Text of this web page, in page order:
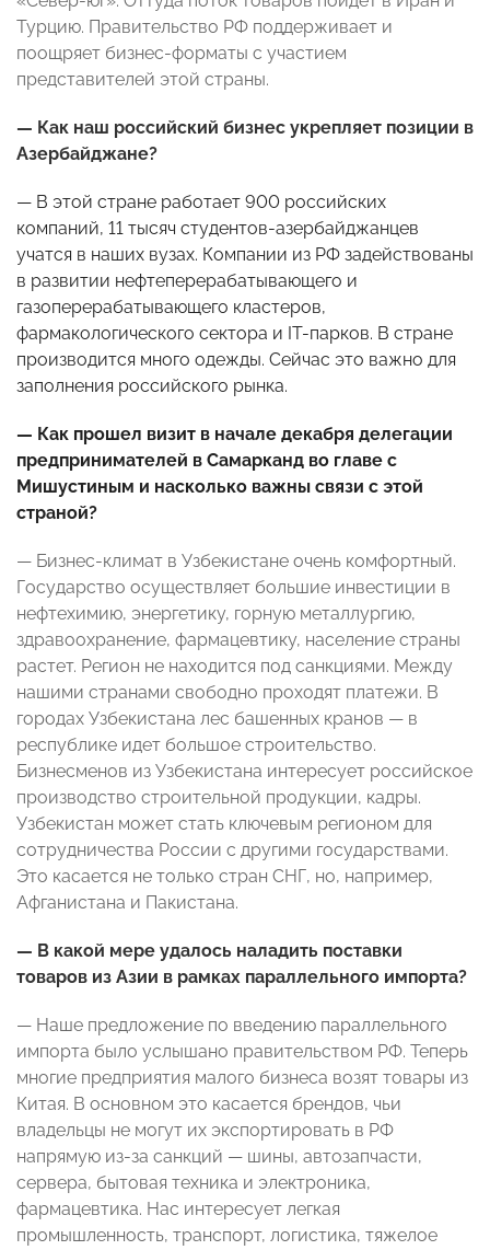
Турцию. Правительство РФ поддерживает и
поощряет бизнес-форматы с участием
представителей этой страны.
— Как наш российский бизнес укрепляет позиции в
Азербайджане?
— В этой стране работает 900 российских
компаний, 11 тысяч студентов-азербайджанцев
учатся в наших вузах. Компании из РФ задействованы
в развитии нефтеперерабатывающего и
газоперерабатывающего кластеров,
фармакологического сектора и IT-парков. В стране
производится много одежды. Сейчас это важно для
заполнения российского рынка.
— Как прошел визит в начале декабря делегации
предпринимателей в Самарканд во главе с
Мишустиным и насколько важны связи с этой
страной?
— Бизнес-климат в Узбекистане очень комфортный.
Государство осуществляет большие инвестиции в
нефтехимию, энергетику, горную металлургию,
здравоохранение, фармацевтику, население страны
растет. Регион не находится под санкциями. Между
нашими странами свободно проходят платежи. В
городах Узбекистана лес башенных кранов — в
республике идет большое строительство.
Бизнесменов из Узбекистана интересует российское
производство строительной продукции, кадры.
Узбекистан может стать ключевым регионом для
сотрудничества России с другими государствами.
Это касается не только стран СНГ, но, например,
Афганистана и Пакистана.
— В какой мере удалось наладить поставки
товаров из Азии в рамках параллельного импорта?
— Наше предложение по введению параллельного
импорта было услышано правительством РФ. Теперь
многие предприятия малого бизнеса возят товары из
Китая. В основном это касается брендов, чьи
владельцы не могут их экспортировать в РФ
напрямую из-за санкций — шины, автозапчасти,
сервера, бытовая техника и электроника,
фармацевтика. Нас интересует легкая
промышленность, транспорт, логистика, тяжелое